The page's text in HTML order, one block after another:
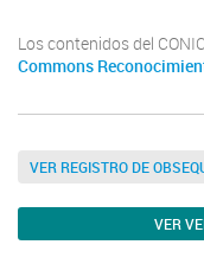
Los contenidos del
Commons
VER REGISTRO DE
VER